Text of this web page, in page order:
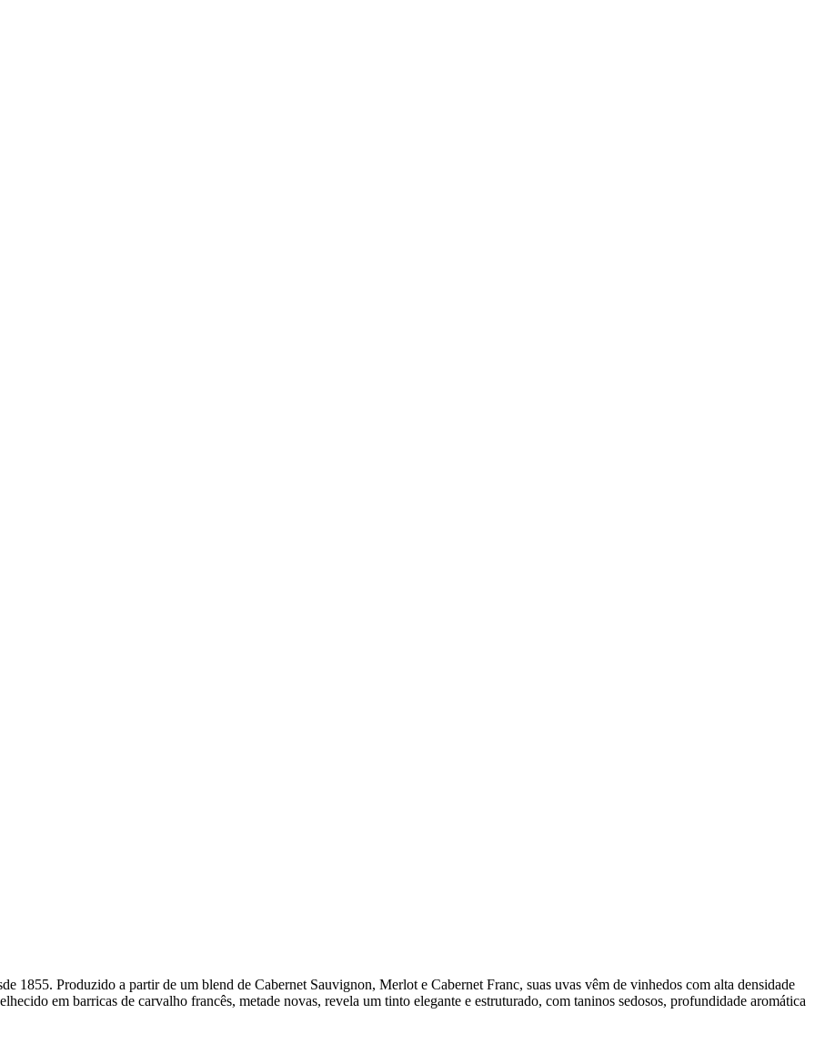
1855. Produzido a partir de um blend de Cabernet Sauvignon, Merlot e Cabernet Franc, suas uvas vêm de vinhedos com alta densidade
em barricas de carvalho francês, metade novas, revela um tinto elegante e estruturado, com taninos sedosos, profundidade aromática